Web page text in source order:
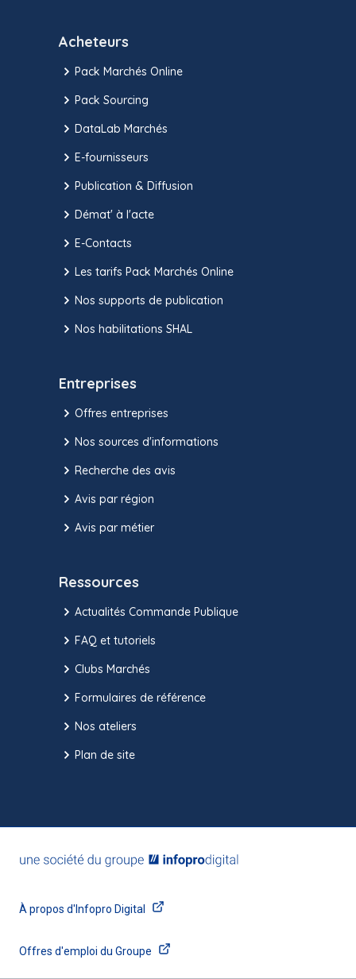
Acheteurs
Pack Marchés Online
Pack Sourcing
DataLab Marchés
E-fournisseurs
Publication & Diffusion
Démat' à l'acte
E-Contacts
Les tarifs Pack Marchés Online
Nos supports de publication
Nos habilitations SHAL
Entreprises
Offres entreprises
Nos sources d'informations
Recherche des avis
Avis par région
Avis par métier
Ressources
Actualités Commande Publique
FAQ et tutoriels
Clubs Marchés
Formulaires de référence
Nos ateliers
Plan de site